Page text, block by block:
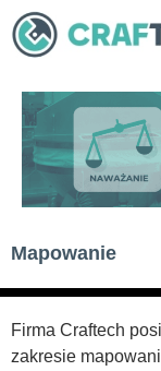
Skip
to
content
Mapowanie
Firma Craftech
zakresie